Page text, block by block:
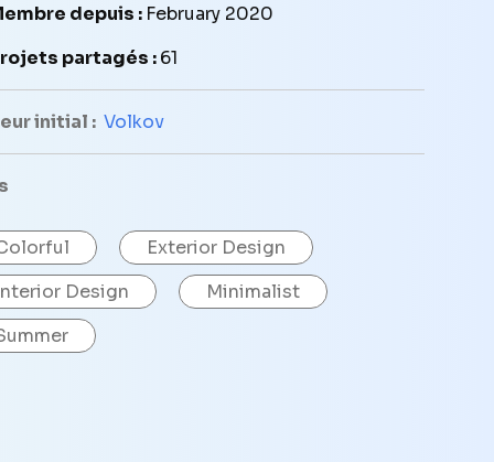
depuis : February 2020
partagés :61
initial : Volkov
Exterior Design
Design
Minimalist